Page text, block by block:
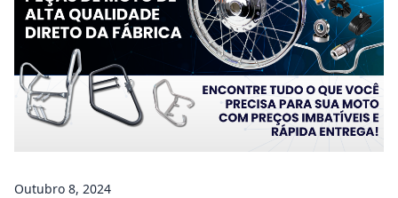
Outubro 8, 2024